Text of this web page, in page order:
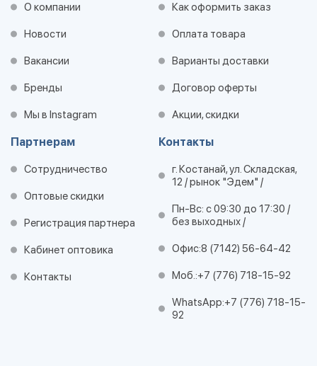
О компании
Новости
Вакансии
Бренды
Мы в Instagram
Как оформить заказ
Оплата товара
Варианты доставки
Договор оферты
Акции, скидки
Партнерам
Сотрудничество
Оптовые скидки
Регистрация партнера
Кабинет оптовика
Контакты
Контакты
г. Костанай, ул. Складская,
12 / рынок "Эдем" /
Пн-Вс: с 09:30 до 17:30 /
без выходных /
Офис:8 (7142) 56-64-42
Моб.:+7 (776) 718-15-92
WhatsApp:+7 (776) 718-15-
92